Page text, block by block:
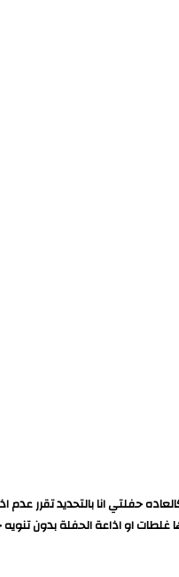
نشرته امبارح بإن ميعاد إذاعة حفلتي في القلعه علي قناة
او اذاعة الحفلة بدون تنويه